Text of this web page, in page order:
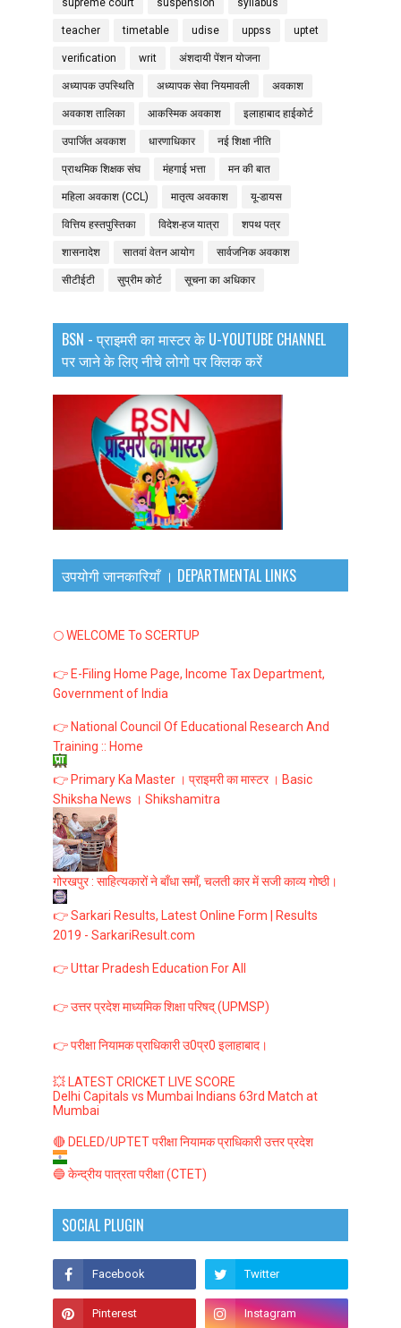
supreme court suspension syllabus
teacher timetable udise uppss uptet
verification writ अंशदायी पेंशन योजना
अध्यापक उपस्थिति अध्यापक सेवा नियमावली अवकाश
अवकाश तालिका आकस्मिक अवकाश इलाहाबाद हाईकोर्ट
उपार्जित अवकाश धारणाधिकार नई शिक्षा नीति
प्राथमिक शिक्षक संघ मंहगाई भत्ता मन की बात
महिला अवकाश (CCL) मातृत्व अवकाश यू-डायस
वित्तिय हस्तपुस्तिका विदेश-हज यात्रा शपथ पत्र
शासनादेश सातवां वेतन आयोग सार्वजनिक अवकाश
सीटीईटी सुप्रीम कोर्ट सूचना का अधिकार
BSN - प्राइमरी का मास्टर के U-YOUTUBE CHANNEL
पर जाने के लिए नीचे लोगो पर क्लिक करें
उपयोगी जानकारियाँ । DEPARTMENTAL LINKS
🌕 WELCOME To SCERTUP
👉 E-Filing Home Page, Income Tax Department,
Government of India
👉 National Council Of Educational Research And
Training :: Home
👉 Primary Ka Master । प्राइमरी का मास्टर । Basic
Shiksha News । Shikshamitra
गोरखपुर : साहित्यकारों ने बाँधा समाँ, चलती कार में सजी काव्य गोष्ठी।
👉 Sarkari Results, Latest Online Form | Results
2019 - SarkariResult.com
👉 Uttar Pradesh Education For All
👉 उत्तर प्रदेश माध्यमिक शिक्षा परिषद् (UPMSP)
👉 परीक्षा नियामक प्राधिकारी उ0प्र0 इलाहाबाद।
💥 LATEST CRICKET LIVE SCORE
Delhi Capitals vs Mumbai Indians 63rd Match at
Mumbai
🔴 DELED/UPTET परीक्षा नियामक प्राधिकारी उत्तर प्रदेश
🔵 केन्द्रीय पात्रता परीक्षा (CTET)
SOCIAL PLUGIN